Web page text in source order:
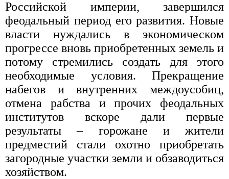
Российской империи, завершился
феодальный период его развития. Новые
власти нуждались в экономическом
прогрессе вновь приобретенных земель и
потому стремились создать для этого
необходимые условия. Прекращение
набегов и внутренних междоусобиц,
отмена рабства и прочих феодальных
институтов вскоре дали первые
результаты – горожане и жители
предместий стали охотно приобретать
загородные участки земли и обзаводиться
хозяйством.